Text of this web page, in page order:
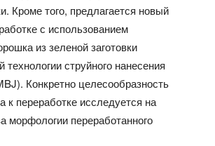
Кроме того, предлагается новый
с использованием
из зеленой заготовки
технологии струйного нанесения
Конкретно целесообразность
к переработке исследуется на
морфологии переработанного